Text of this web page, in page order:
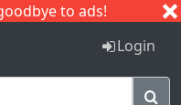
to ads!
I J
Login